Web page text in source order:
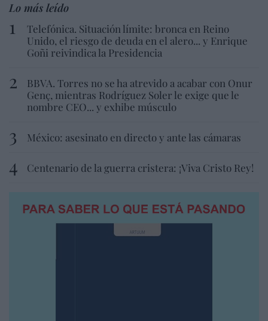
Lo más leído
Telefónica. Situación límite: bronca en Reino
Unido, el riesgo de deuda en el alero... y Enrique
Goñi reivindica la Presidencia
BBVA. Torres no se ha atrevido a acabar con Onur
Genç, mientras Rodríguez Soler le exige que le
nombre CEO... y exhibe músculo
México: asesinato en directo y ante las cámaras
Centenario de la guerra cristera: ¡Viva Cristo Rey!